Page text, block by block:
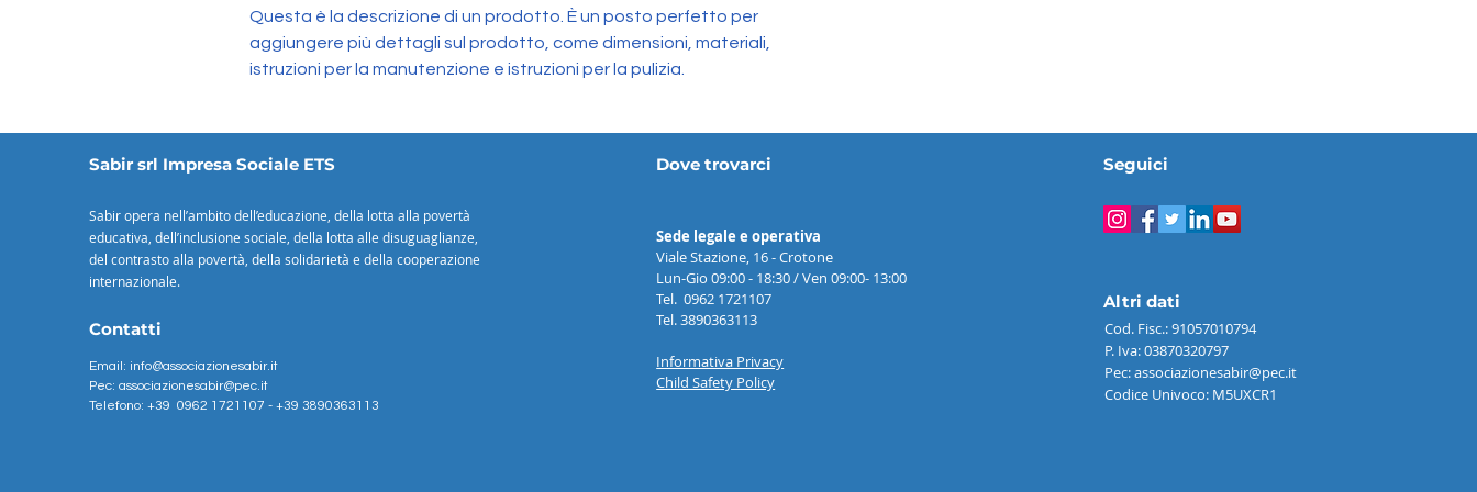
Questa è la descrizione di un prodotto. È un posto perfetto per
aggiungere più dettagli sul prodotto, come dimensioni, materiali,
istruzioni per la manutenzione e istruzioni per la pulizia.
Sabir srl Impresa Sociale ETS
Sabir opera nell’ambito dell’educazione, della lotta alla povertà
educativa, dell’inclusione sociale, della lotta alle disuguaglianze,
del contrasto alla povertà, della solidarietà e della cooperazione
internazionale.
Email: info@associazionesabir.it
Pec: associazionesabir@pec.it
Telefono: +39 0962 1721107 - +39 3890363113
Contatti
Dove trovarci
Sede legale e operativa
Viale Stazione, 16 - Crotone
Lun-Gio 09:00 - 18:30 / Ven 09:00- 13:00
Tel. 0962 1721107
Tel. 3890363113
Informativa Privacy
Child Safety Policy
Seguici
Altri dati
Cod. Fisc.: 91057010794
P. Iva: 03870320797
Pec: associazionesabir@pec.it
Codice Univoco: M5UXCR1